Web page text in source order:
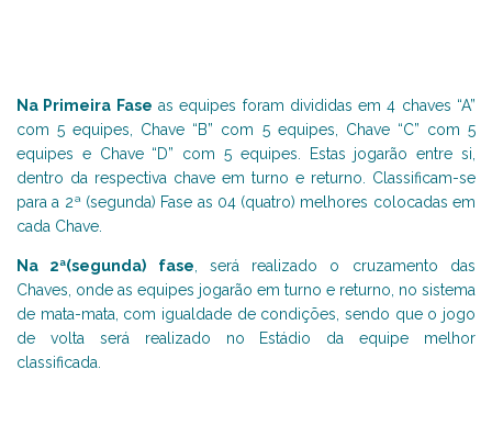
Na Primeira Fase as equipes foram divididas em 4 chaves “A”
com 5 equipes, Chave “B” com 5 equipes, Chave “C” com 5
equipes e Chave “D” com 5 equipes. Estas jogarão entre si,
dentro da respectiva chave em turno e returno. Classificam-se
para a 2ª (segunda) Fase as 04 (quatro) melhores colocadas em
cada Chave.
Na 2ª(segunda) fase , será realizado o cruzamento das
Chaves, onde as equipes jogarão em turno e returno, no sistema
de mata-mata, com igualdade de condições, sendo que o jogo
de volta será realizado no Estádio da equipe melhor
classificada.